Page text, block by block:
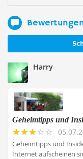
Harry
Geheimtipps und
Geheimtipps und
Internet aufscheinen